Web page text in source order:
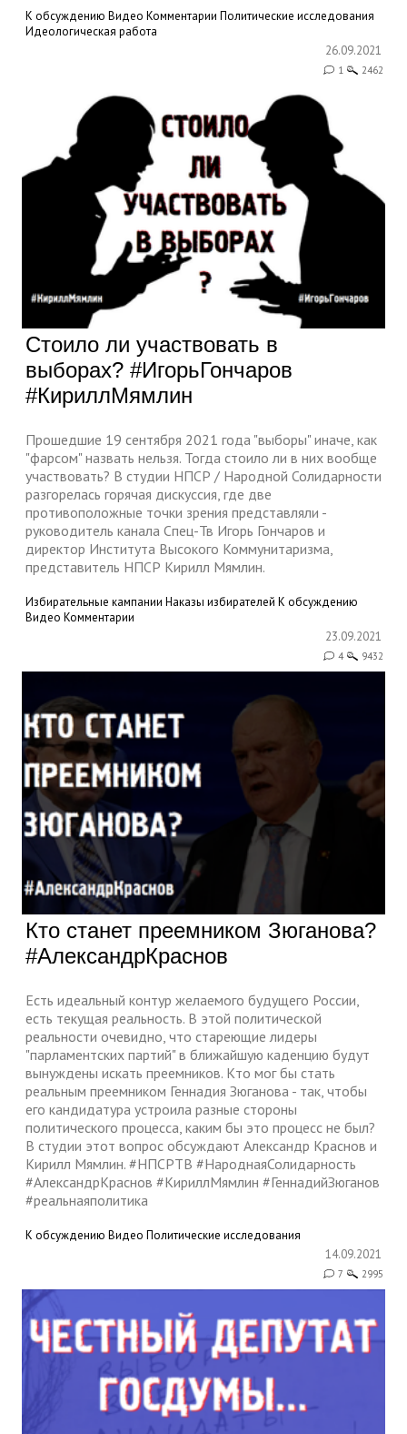
К обсуждению Видео Комментарии Политические исследования
Идеологическая работа
26.09.2021
1 2462
Стоило ли участвовать в
выборах? #ИгорьГончаров
#КириллМямлин
Прошедшие 19 сентября 2021 года "выборы" иначе, как
"фарсом" назвать нельзя. Тогда стоило ли в них вообще
участвовать? В студии НПСР / Народной Солидарности
разгорелась горячая дискуссия, где две
противоположные точки зрения представляли -
руководитель канала Спец-Тв Игорь Гончаров и
директор Института Высокого Коммунитаризма,
представитель НПСР Кирилл Мямлин.
Избирательные кампании Наказы избирателей К обсуждению
Видео Комментарии
23.09.2021
4 9432
Кто станет преемником Зюганова?
#АлександрКраснов
Есть идеальный контур желаемого будущего России,
есть текущая реальность. В этой политической
реальности очевидно, что стареющие лидеры
"парламентских партий" в ближайшую каденцию будут
вынуждены искать преемников. Кто мог бы стать
реальным преемником Геннадия Зюганова - так, чтобы
его кандидатура устроила разные стороны
политического процесса, каким бы это процесс не был?
В студии этот вопрос обсуждают Александр Краснов и
Кирилл Мямлин. #НПСРТВ #НароднаяСолидарность
#АлександрКраснов #КириллМямлин #ГеннадийЗюганов
#реальнаяполитика
К обсуждению Видео Политические исследования
14.09.2021
7 2995